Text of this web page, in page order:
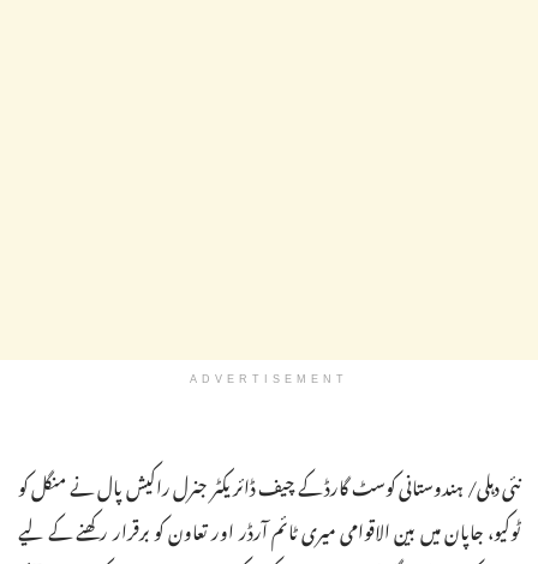
ADVERTISEMENT
نئی دہلی/ ہندوستانی کوسٹ گارڈ کے چیف ڈائریکٹر جنرل راکیش پال نے منگل کو
ٹوکیو، جاپان میں بین الاقوامی میری ٹائم آرڈر اور تعاون کو برقرار رکھنے کے لیے